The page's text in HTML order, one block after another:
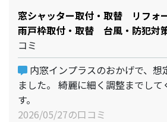
窓シャッター取付・取替 リフォ
雨戸枠取付・取替 台風・防犯
コミ
内窓インプラスのおかげで、想
ました。 綺麗に細く調整までし
す。
2026/05/27の口コミ